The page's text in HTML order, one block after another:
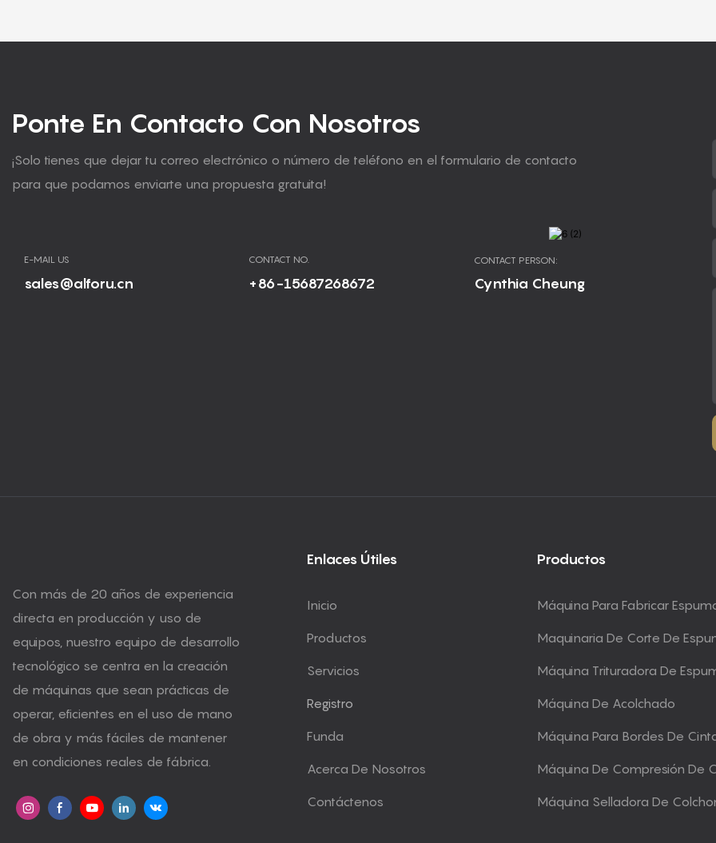
Ponte En Contacto Con Nosotros
¡Solo tienes que dejar tu correo electrónico o número de teléfono en el formulario de contacto
para que podamos enviarte una propuesta gratuita!
E-MAIL US
sales@alforu.cn
CONTACT NO.
+86-15687268672
CONTACT PERSON:
Cynthia Cheung
Con más de 20 años de experiencia
directa en producción y uso de
equipos, nuestro equipo de desarrollo
tecnológico se centra en la creación
de máquinas que sean prácticas de
operar, eficientes en el uso de mano
de obra y más fáciles de mantener
en condiciones reales de fábrica.
Enlaces Útiles
Inicio
Productos
Servicios
Registro
Funda
Acerca De Nosotros
Contáctenos
Productos
Máquina Para Fabricar
Maquinaria De Corte De
Máquina Trituradora De
Máquina De Acolchado
Máquina Para Bordes De
Máquina De Compresión De
Máquina Selladora De